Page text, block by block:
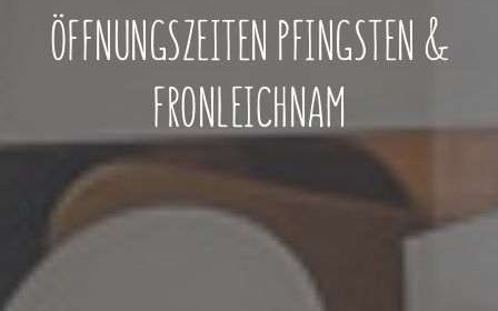
ÖFFNUNGSZEITEN PFINGSTEN &
FRONLEICHNAM